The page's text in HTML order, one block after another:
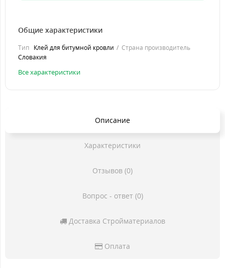
Общие характеристики
Тип Клей для битумной кровли
Страна производитель
Словакия
Все характеристики
Описание
Характеристики
Отзывов (0)
Вопрос - ответ (0)
Доставка Стройматериалов
Оплата